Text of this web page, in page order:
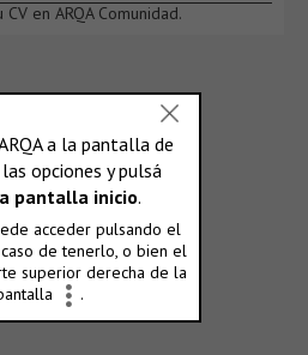
en ARQA Comunidad.